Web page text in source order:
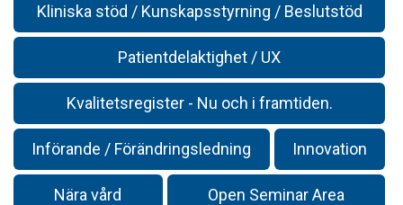
Kliniska stöd / Kunskapsstyrning / Beslutstöd
Patientdelaktighet / UX
Kvalitetsregister - Nu och i framtiden.
Införande / Förändringsledning Innovation
Nära vård Open Seminar Area